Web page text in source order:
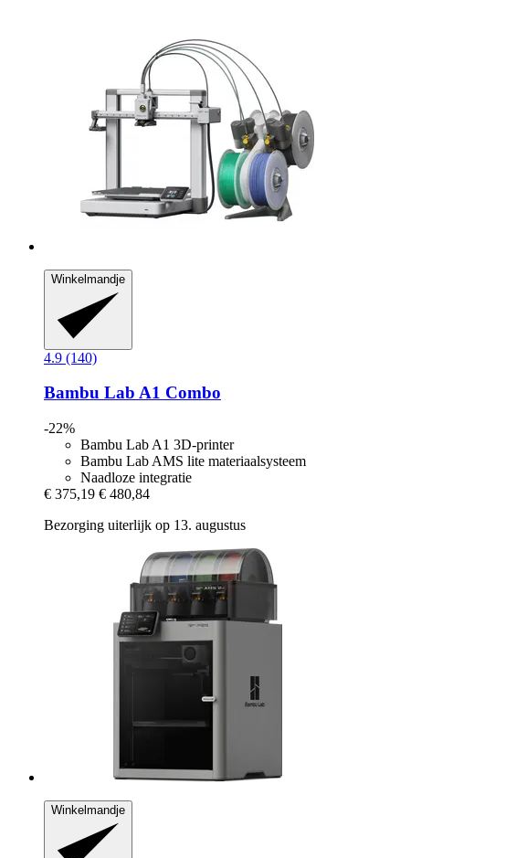
Winkelmandje
4.9 (140)
Bambu Lab A1 Combo
-22%
Bambu Lab A1 3D-printer
Bambu Lab AMS lite materiaalsysteem
Naadloze integratie
€ 375,19 € 480,84
Bezorging uiterlijk op 13. augustus
Winkelmandje